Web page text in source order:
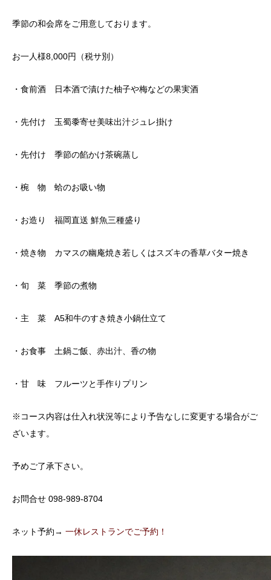
季節の和会席をご用意しております。
お一人様8,000円（税サ別）
・食前酒 日本酒で漬けた柚子や梅などの果実酒
・先付け 玉蜀黍寄せ美味出汁ジュレ掛け
・先付け 季節の餡かけ茶碗蒸し
・椀 物 蛤のお吸い物
・お造り 福岡直送 鮮魚三種盛り
・焼き物 カマスの幽庵焼き若しくはスズキの香草バター焼き
・旬 菜 季節の煮物
・主 菜 A5和牛のすき焼き小鍋仕立て
・お食事 土鍋ご飯、赤出汁、香の物
・甘 味 フルーツと手作りプリン
※コース内容は仕入れ状況等により予告なしに変更する場合がご
ざいます。
予めご了承下さい。
お問合せ 098-989-8704
ネット予約→ 一休レストランでご予約！